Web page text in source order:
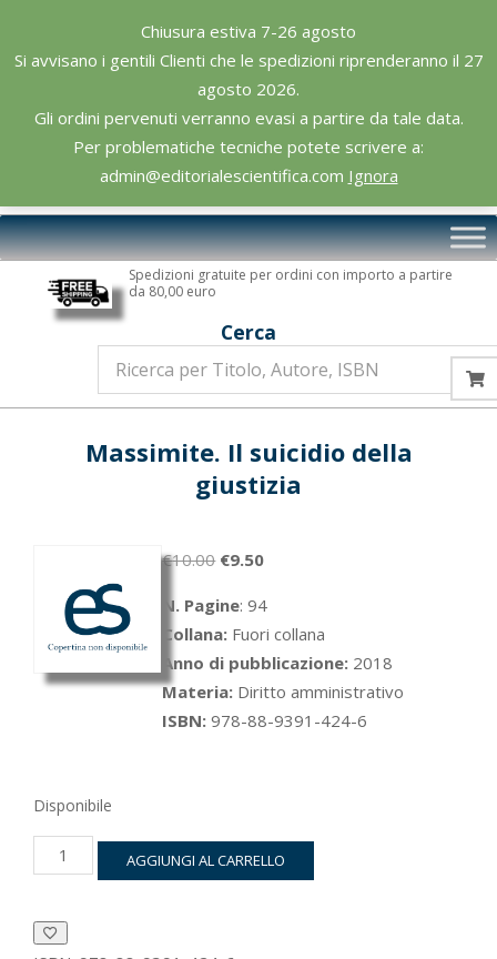
Chiusura estiva 7-26 agosto
Si avvisano i gentili Clienti che le spedizioni riprenderanno il 27
agosto 2026.
Gli ordini pervenuti verranno evasi a partire da tale data.
Per problematiche tecniche potete scrivere a:
admin@editorialescientifica.com Ignora
content
Editoriale
Scientifica
Primary
Navigation
Spedizioni gratuite per ordini con importo a partire
da 80,00 euro
Cerca
Massimite. Il suicidio della
giustizia
€10.00 Il
originale
era:
€10.00.
€9.50Il
attuale
è:
€9.50.
N. Pagine: 94
Collana: Fuori collana
Anno di pubblicazione: 2018
Materia: Diritto amministrativo
ISBN: 978-88-9391-424-6
Disponibile
Massimite.
Il
giustizia
AGGIUNGI AL CARRELLO